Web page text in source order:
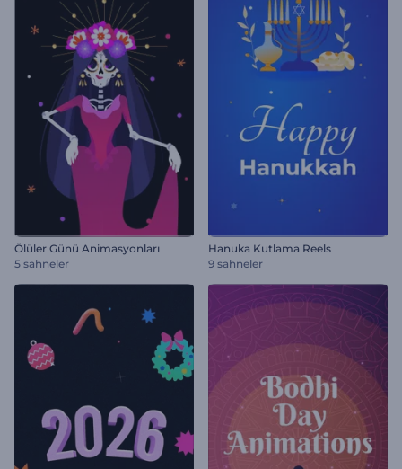
Ölüler Günü Animasyonları
5 sahneler
Hanuka Kutlama Reels
9 sahneler